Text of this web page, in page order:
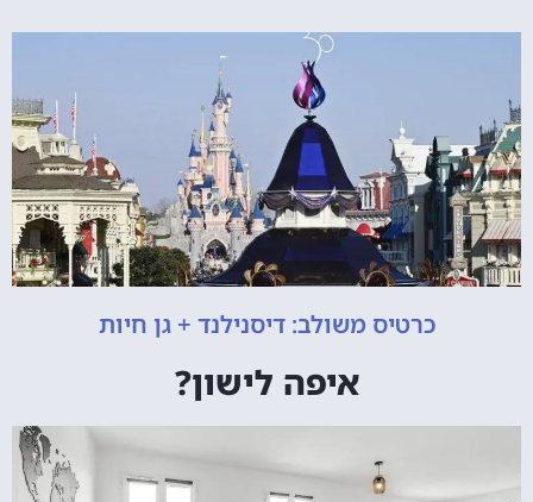
כרטיס משולב: דיסנילנד + גן חיות
איפה לישון?